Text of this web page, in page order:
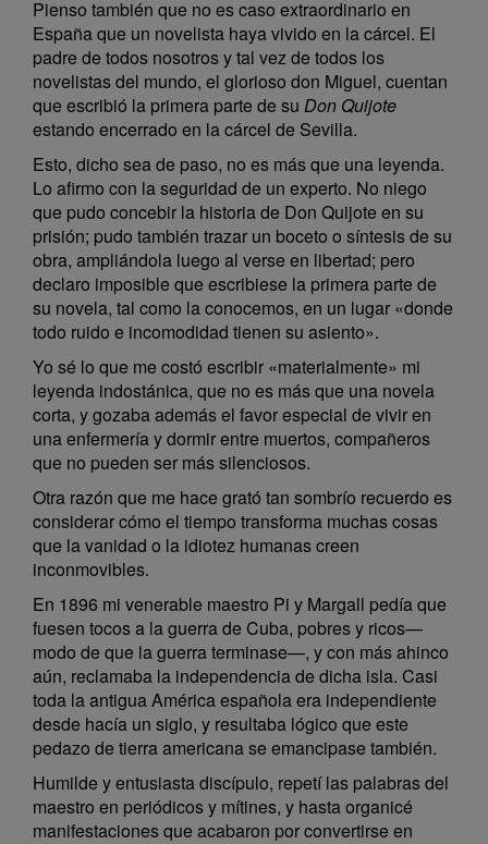
Pienso también que no es caso extraordinario en
España que un novelista haya vivido en la cárcel. El
padre de todos nosotros y tal vez de todos los
novelistas del mundo, el glorioso don Miguel, cuentan
que escribió la primera parte de su Don Quijote
estando encerrado en la cárcel de Sevilla.
Esto, dicho sea de paso, no es más que una leyenda.
Lo afirmo con la seguridad de un experto. No niego
que pudo concebir la historia de Don Quijote en su
prisión; pudo también trazar un boceto o síntesis de su
obra, ampliándola luego al verse en libertad; pero
declaro imposible que escribiese la primera parte de
su novela, tal como la conocemos, en un lugar «donde
todo ruido e incomodidad tienen su asiento».
Yo sé lo que me costó escribir «materialmente» mi
leyenda indostánica, que no es más que una novela
corta, y gozaba además el favor especial de vivir en
una enfermería y dormir entre muertos, compañeros
que no pueden ser más silenciosos.
Otra razón que me hace grató tan sombrío recuerdo es
considerar cómo el tiempo transforma muchas cosas
que la vanidad o la idiotez humanas creen
inconmovibles.
En 1896 mi venerable maestro Pi y Margall pedía que
fuesen tocos a la guerra de Cuba, pobres y ricos—
modo de que la guerra terminase—, y con más ahinco
aún, reclamaba la independencia de dicha isla. Casi
toda la antigua América española era independiente
desde hacía un siglo, y resultaba lógico que este
pedazo de tierra americana se emancipase también.
Humilde y entusiasta discípulo, repetí las palabras del
maestro en periódicos y mítines, y hasta organicé
manifestaciones que acabaron por convertirse en